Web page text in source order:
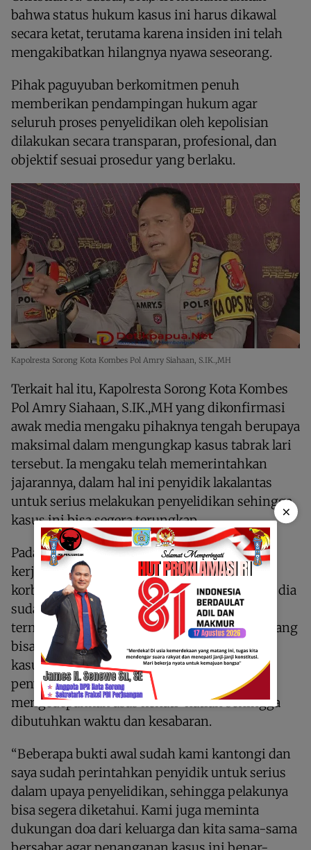
bahwa status hukum kasus ini harus dikawal
secara ketat, terutama karena insiden ini telah
mengakibatkan hilangnya nyawa seseorang.
Pihak paguyuban berkomitmen penuh
memberikan pendampingan hukum agar
seluruh proses penyelidikan oleh kepolisian
dilakukan secara transparan, profesional, dan
objektif sesuai prosedur yang berlaku.
Kapolresta Sorong Kota Kombes Pol Amry Siahaan, S.IK.,MH
Terkait hal itu, Kapolresta Sorong Kota Kombes
Pol Amry Siahaan, S.IK.,MH yang dikonfirmasi
awak media mengaku pihaknya tengah berupaya
maksimal dalam mengungkap kasus tabrak lari
tersebut. Ia mengaku telah memerintahkan
jajarannya, dalam hal ini penyidik lakalantas
untuk serius melakukan penyelidikan sehingga
kasus ini bisa segera terungkap.
Pada kesempatan itu, Kapolres juga meminta
kerja sama dan dukungan doa dari keluarga
korban maupun masyarakat. Pihaknya, sebut dia
sudah mengantongi sejumlah bukti awal
termasuk rekaman CCTV di lokasi kejadian yang
bisa menjadi petunjuk dalam pengungkapan
kasus. Hanya saja memang, dalam proses
penyelidikan, penyidik harus tetap
mengedepankan asas kehati-hatian sehingga
dibutuhkan waktu dan kesabaran.
“Beberapa bukti awal sudah kami kantongi dan
saya sudah perintahkan penyidik untuk serius
dalam upaya penyelidikan, sehingga pelakunya
bisa segera diketahui. Kami juga meminta
dukungan doa dari keluarga dan kita sama-sama
×